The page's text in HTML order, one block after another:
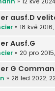
ausf.D
» 18 kvě
Ausf.G
» 20 pro
G
» 28 led 2022,